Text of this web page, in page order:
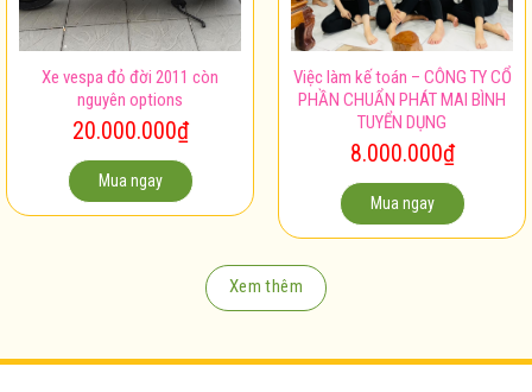
Xe vespa đỏ đời 2011 còn
nguyên options
20.000.000₫
Việc làm kế toán – CÔNG TY CỔ
PHẦN CHUẨN PHÁT MAI BÌNH
TUYỂN DỤNG
8.000.000₫